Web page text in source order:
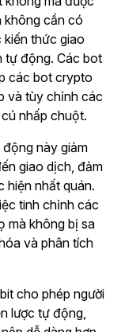
không cần có
kiến thức giao
tự động. Các bot
các bot crypto
và tùy chỉnh các
nhấp chuột.
này giảm
giao dịch, đảm
hiện nhất quán.
tinh chỉnh các
mà không bị sa
và phân tích
cho phép người
lược tự động,